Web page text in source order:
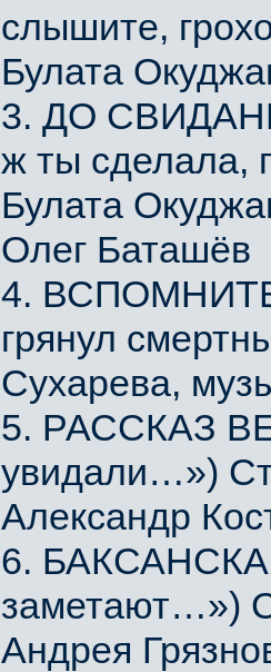
слышите,
Булата
3. ДО
ж ты сделала,
Булата
Олег Баташёв
4.
грянул
Сухарева,
5. РАССКАЗ
увидали…»)
Александр
6.
заметают…»)
Андрея